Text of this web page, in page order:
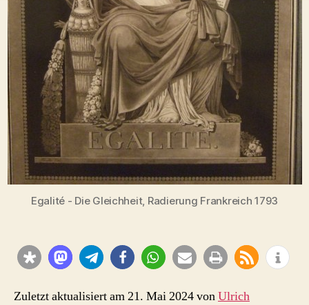
Egalité - Die Gleichheit, Radierung Frankreich 1793
Zuletzt aktualisiert am 21. Mai 2024 vonUlrich